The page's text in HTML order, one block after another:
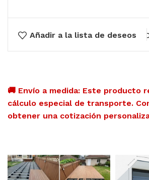
Añadir a la lista de deseos
🚚 Envío a medida: Este producto
cálculo especial de transporte.
obtener una cotización